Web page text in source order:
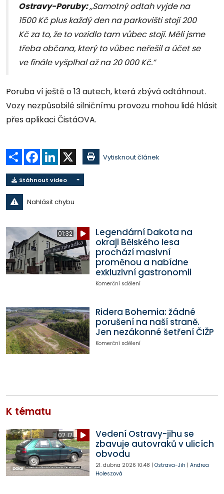
Ostravy-Poruby:,,Samotný odtah vyjde na
1500 Kč plus každý den na parkovišti stojí 200
Kč za to, že to vozidlo tam vůbec stojí. Měli jsme
třeba občana, který to vůbec neřešil a účet se
ve finále vyšplhal až na 20 000 Kč.”
Poruba ví ještě o 13 autech, která zbývá odtáhnout.
Vozy nezpůsobilé silničnímu provozu mohou lidé hlásit
přes aplikaci ČistáOVA.
Sdílet Facebook
LinkedIn Vytisknout článek
Stáhnout video
Nahlásit chybu
01:32
Legendární Dakota na
okraji Bělského lesa
prochází masivní
proměnou a nabídne
exkluzivní gastronomii
Komerční sdělení
Ridera Bohemia: žádné
porušení na naší straně.
Jen nezákonné šetření ČIŽP
Komerční sdělení
K tématu
02:12
Vedení Ostravy-jihu se
zbavuje autovraků v ulicích
obvodu
21. dubna 2026 10:48 | Ostrava-Jih | Andrea
Holeszová